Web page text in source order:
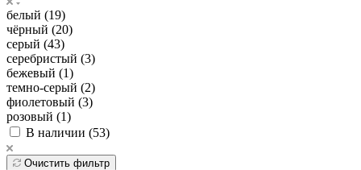
белый (19)
чёрный (20)
серый (43)
серебристый (3)
бежевый (1)
темно-серый (2)
фиолетовый (3)
розовый (1)
В наличии (53)
Очистить фильтр